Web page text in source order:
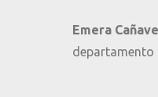
Emera
departamento